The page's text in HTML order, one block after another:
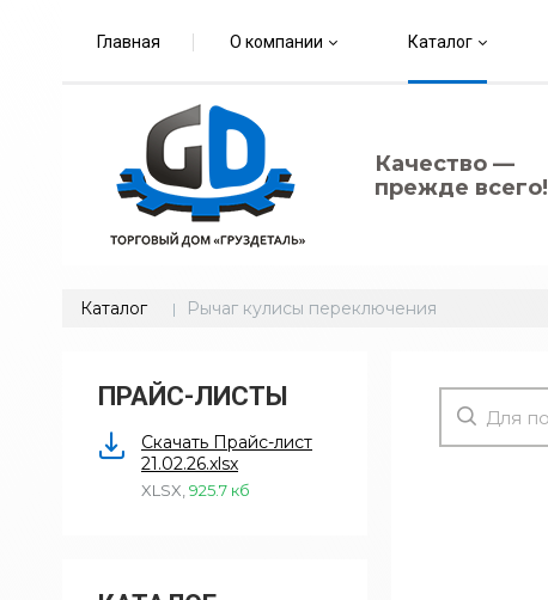
Главная О компании Каталог
Качество —
прежде всего!
Каталог Рычаг кулисы переключения
ПРАЙС-ЛИСТЫ
Скачать Прайс-лист
21.02.26.xlsx
XLSX 925.7 кб